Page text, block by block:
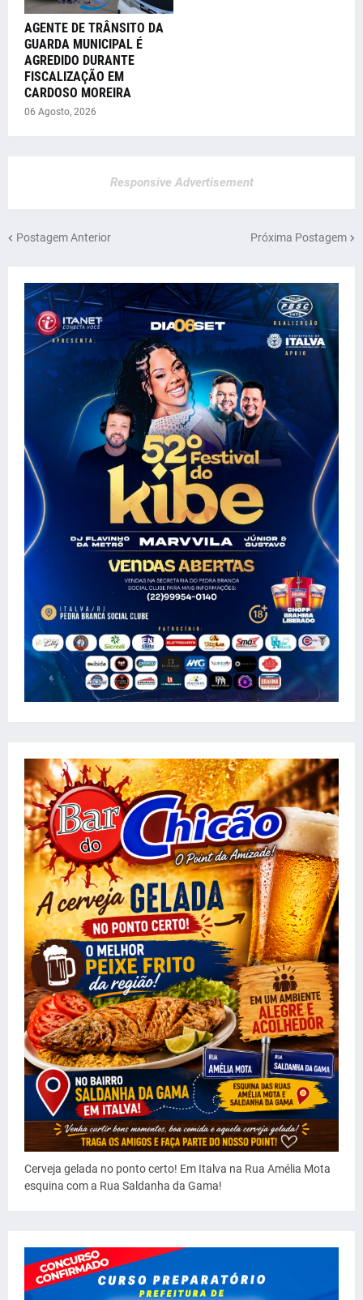
AGENTE DE TRÂNSITO DA
GUARDA MUNICIPAL É
AGREDIDO DURANTE
FISCALIZAÇÃO EM
CARDOSO MOREIRA
06 Agosto, 2026
Responsive Advertisement
Postagem Anterior Próxima Postagem
Cerveja gelada no ponto certo! Em Italva na Rua Amélia Mota
esquina com a Rua Saldanha da Gama!